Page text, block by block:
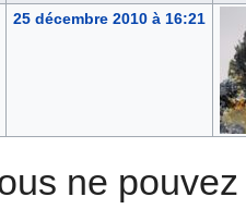
25 décembre 2010 à 16:21
ne